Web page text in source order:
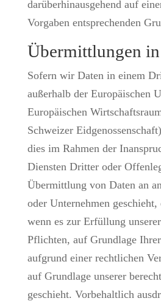
darüberhinausgehend auf
Vorgaben entsprechenden
Übermittlungen
Sofern wir Daten in einem
außerhalb der Europäischen
Europäischen
Schweizer
dies im Rahmen der
Diensten Dritter oder
Übermittlung von Daten an
oder Unternehmen
wenn es zur Erfüllung
Pflichten, auf Grundlage
aufgrund einer rechtlichen
auf Grundlage unserer
geschieht. Vorbehaltlich